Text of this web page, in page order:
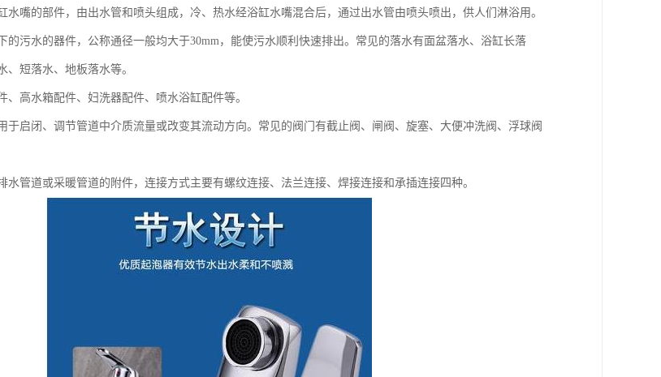
水嘴的部件，由出水管和喷头组成，冷、热水经浴缸水嘴混合后，通过出水管由喷头喷出，供人们淋浴用。
的污水的器件，公称通径一般均大于30mm，能使污水顺利快速排出。常见的落水有面盆落水、浴缸长落
、短落水、地板落水等。
、高水箱配件、妇洗器配件、喷水浴缸配件等。
于启闭、调节管道中介质流量或改变其流动方向。常见的阀门有截止阀、闸阀、旋塞、大便冲洗阀、浮球阀
水管道或采暖管道的附件，连接方式主要有螺纹连接、法兰连接、焊接连接和承插连接四种。